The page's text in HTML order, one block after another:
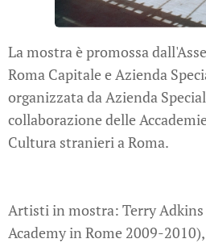
La mostra è promossa
Roma Capitale e Azienda
organizzata da Azienda
collaborazione delle
Cultura stranieri a Roma.
Artisti in mostra: Terry
Academy in Rome 2009-